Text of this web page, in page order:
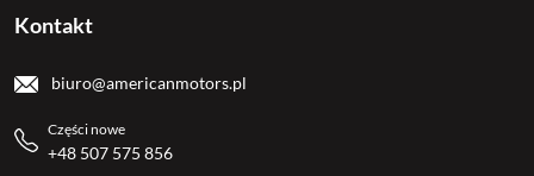
Kontakt
biuro@americanmotors.pl
Części nowe
+48 507 575 856